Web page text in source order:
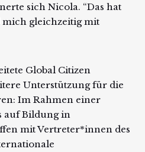
sich Nicola. “Das hat
gleichzeitig mit
Global Citizen
Unterstützung für die
Im Rahmen einer
auf Bildung in
mit Vertreter*innen des